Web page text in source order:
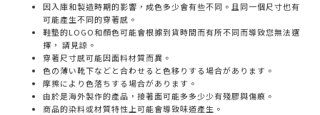
因入庫和製造時期的影響，成色多少會有些不同。且同一個尺寸也有
可能產生不同的穿著感。
鞋墊的LOGO和顏色可能會根據到貨時間而有所不同而導致您無法選
擇， 請見諒。
穿著尺寸感可能因面料材質而異。
色の薄い靴下などと合わせると色移りする場合があります。
摩擦により色落ちする場合があります。
由於是海外製作的產品，接著面可能多多少少有殘膠與傷痕。
商品的染料或材質特性上可能會導致味道產生。